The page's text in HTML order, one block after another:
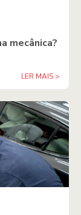
mecânica?
LER MAIS >